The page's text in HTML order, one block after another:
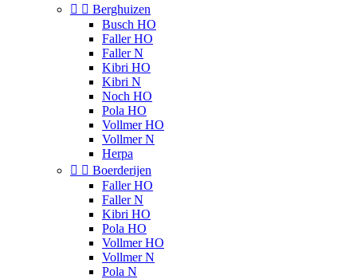
  Berghuizen
Busch HO
Faller HO
Faller N
Kibri HO
Kibri N
Noch HO
Pola HO
Vollmer HO
Vollmer N
Herpa
  Boerderijen
Faller HO
Faller N
Kibri HO
Pola HO
Vollmer HO
Vollmer N
Pola N